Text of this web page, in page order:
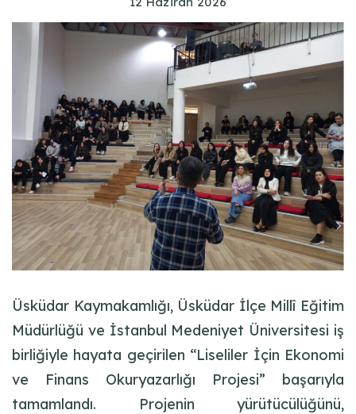
Üsküdar Kaymakamlığı, Üsküdar İlçe Millî Eğitim
Müdürlüğü ve İstanbul Medeniyet Üniversitesi iş
birliğiyle hayata geçirilen “Liseliler İçin Ekonomi
ve Finans Okuryazarlığı Projesi” başarıyla
tamamlandı. Projenin yürütücülüğünü,